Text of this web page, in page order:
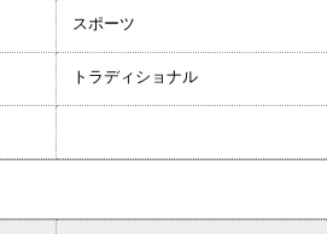
スポーツ
トラディショナル